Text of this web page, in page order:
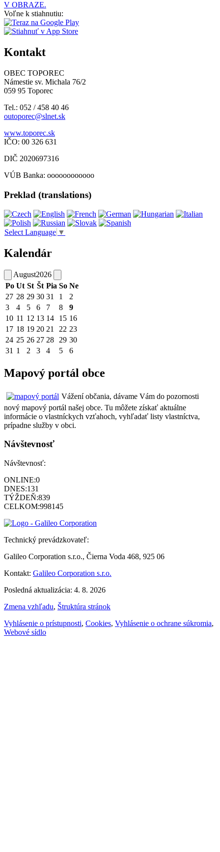
V OBRAZE.
Voľne k stiahnutiu:
Kontakt
OBEC TOPOREC
Námestie sv. Michala 76/2
059 95 Toporec
Tel.: 052 / 458 40 46
outoporec@slnet.sk
www.toporec.sk
IČO: 00 326 631
DIČ 2020697316
VÚB Banka: oooooooooooo
Preklad (translations)
Select Language ▼
Kalendár
August2026
Po Ut St Št Pia So Ne
27 28 29 30 31 1
2
3
4 5 6 7 8
9
10 11 12 13 14 15 16
17 18 19 20 21 22 23
24 25 26 27 28 29 30
31 1 2 3 4 5 6
Mapový portál obce
Vážení občania, dávame Vám do pozornosti
nový mapový portál našej obce. Tu môžete získať aktuálne
informácie o vlastníckych vzťahoch, vyhľadať listy vlastníctva,
prípadne služby v obci.
Návštevnosť
Návštevnosť:
ONLINE:0
DNES:131
TÝŽDEŇ:839
CELKOM:998145
Technický prevádzkovateľ:
Galileo Corporation s.r.o., Čierna Voda 468, 925 06
Kontakt: Galileo Corporation s.r.o.
Posledná aktualizácia: 4. 8. 2026
Zmena vzhľadu, Štruktúra stránok
Vyhlásenie o prístupnosti, Cookies, Vyhlásenie o ochrane súkromia,
Webové sídlo